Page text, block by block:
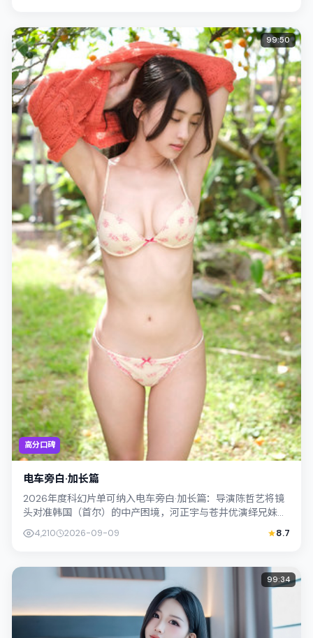
高分口碑
99:50
电车旁白·加长篇
2026年度科幻片单可纳入电车旁白·加长篇：导演陈哲艺将镜
头对准韩国（首尔）的中产困境，河正宇与苍井优演绎兄妹般
羁绊，文本层面兼顾悬疑线索与情感...
4,210 2026-09-09 8.7
99:34